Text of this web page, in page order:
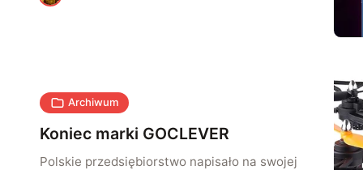
Teraz być może mamy podobną sytuację. Z […]
Archiwum
Koniec marki GOCLEVER
Polskie przedsiębiorstwo napisało na swojej